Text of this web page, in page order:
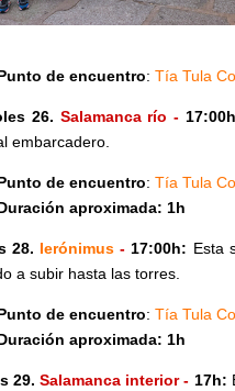
de encuentro: Tía Tula
26. Salamanca río - 17:00h
embarcadero.
de encuentro: Tía Tula
aproximada: 1h
28. Ierónimus - 17:00h: Esta
a subir hasta las torres.
de encuentro: Tía Tula
aproximada: 1h
29.Salamanca interior- 17h: